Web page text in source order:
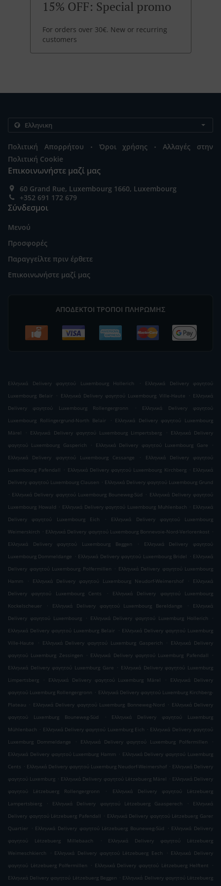
15% OFF: Special promo
For orders over 30€. New or recurring
customers
Πολιτική Απορρήτου . Όροι χρήσης .
Αλλαγές στην
Πολιτική Cookie
Επικοινωνήστε μαζί μας
60 Grand Rue, Luxembourg 1660, Luxembourg
+352 691 172 679
Σύνδεσμοι
Μενού
Προσφορές
Παραγγείλτε πριν έρθετε
Επικοινωνήστε μαζί μας
ΑΠΟΔΕΚΤΟΊ ΤΡΌΠΟΙ ΠΛΗΡΩΜΉΣ
Ελληνικά Delivery φαγητού Luxembourg Hollerich .
Ελληνικά Delivery φαγητού
Luxembourg Belair . Ελληνικά Delivery φαγητού Luxembourg Ville-Haute . Ελληνικά
Delivery φαγητού Luxembourg Rollengergronn
.
Ελληνικά Delivery φαγητού
Luxembourg Rollingergrund-North Belair
. Ελληνικά Delivery φαγητού Luxembourg
Märel
. Ελληνικά Delivery φαγητού Luxembourg Limpertsberg . Ελληνικά Delivery
φαγητού Luxembourg Gasperich
. Ελληνικά Delivery φαγητού Luxembourg Gare
.
Ελληνικά Delivery φαγητού Luxembourg Cessange
.
Ελληνικά Delivery φαγητού
Luxembourg Pafendall . Ελληνικά Delivery φαγητού Luxembourg Kirchberg . Ελληνικά
Delivery φαγητού Luxembourg Clausen . Ελληνικά Delivery φαγητού Luxembourg Grund
. Ελληνικά Delivery φαγητού Luxembourg Bouneweg-Süd . Ελληνικά Delivery φαγητού
Luxembourg Howald . Ελληνικά Delivery φαγητού Luxembourg Muhlenbach . Ελληνικά
Delivery φαγητού Luxembourg Eich
.
Ελληνικά Delivery φαγητού Luxembourg
Weimerskirch . Ελληνικά Delivery φαγητού Luxembourg Bonnevoie-Nord-Verlorenkost .
Ελληνικά Delivery φαγητού Luxembourg Beggen
.
Ελληνικά Delivery φαγητού
Luxembourg Dommeldange . Ελληνικά Delivery φαγητού Luxembourg Bridel . Ελληνικά
Delivery φαγητού Luxembourg Polfermillen . Ελληνικά Delivery φαγητού Luxembourg
Hamm
. Ελληνικά Delivery φαγητού Luxembourg Neudorf-Weimershof .
Ελληνικά
Delivery φαγητού Luxembourg Cents
.
Ελληνικά Delivery φαγητού Luxembourg
Kockelscheuer
. Ελληνικά Delivery φαγητού Luxembourg Bereldange .
Ελληνικά
Delivery φαγητού Luxembourg
. Ελληνικά Delivery φαγητού Luxemburg Hollerich
.
Ελληνικά Delivery φαγητού Luxemburg Belair . Ελληνικά Delivery φαγητού Luxemburg
Ville-Haute
. Ελληνικά Delivery φαγητού Luxemburg Gasperich . Ελληνικά Delivery
φαγητού Luxemburg Zessingen
. Ελληνικά Delivery φαγητού Luxemburg Pafendall
.
Ελληνικά Delivery φαγητού Luxemburg Gare . Ελληνικά Delivery φαγητού Luxemburg
Limpertsberg
. Ελληνικά Delivery φαγητού Luxemburg Märel .
Ελληνικά Delivery
φαγητού Luxemburg Rollengergronn . Ελληνικά Delivery φαγητού Luxemburg Kirchberg-
Plateau . Ελληνικά Delivery φαγητού Luxemburg Bonneweg-Nord . Ελληνικά Delivery
φαγητού Luxemburg Bouneweg-Süd
.
Ελληνικά Delivery φαγητού Luxemburg
Mühlenbach . Ελληνικά Delivery φαγητού Luxemburg Eich . Ελληνικά Delivery φαγητού
Luxemburg Dommeldange
. Ελληνικά Delivery φαγητού Luxemburg Polfermillen
.
Ελληνικά Delivery φαγητού Luxemburg Hamm . Ελληνικά Delivery φαγητού Luxemburg
Cents . Ελληνικά Delivery φαγητού Luxemburg Neudorf-Weimershof . Ελληνικά Delivery
φαγητού Luxemburg . Ελληνικά Delivery φαγητού Lëtzebuerg Märel . Ελληνικά Delivery
φαγητού Lëtzebuerg Rollengergronn
.
Ελληνικά Delivery φαγητού Lëtzebuerg
Lampertsbierg
. Ελληνικά Delivery φαγητού Lëtzebuerg Gaasperech .
Ελληνικά
Delivery φαγητού Lëtzebuerg Pafendall . Ελληνικά Delivery φαγητού Lëtzebuerg Garer
Quartier . Ελληνικά Delivery φαγητού Lëtzebuerg Bouneweg-Süd . Ελληνικά Delivery
φαγητού Lëtzebuerg Millebaach
.
Ελληνικά Delivery φαγητού Lëtzebuerg
Weimeschkierch
. Ελληνικά Delivery φαγητού Lëtzebuerg Eech . Ελληνικά Delivery
φαγητού Lëtzebuerg Polfermillen
. Ελληνικά Delivery φαγητού Lëtzebuerg Helftent
.
Ελληνικά Delivery φαγητού Lëtzebuerg Beggen . Ελληνικά Delivery φαγητού Lëtzebuerg